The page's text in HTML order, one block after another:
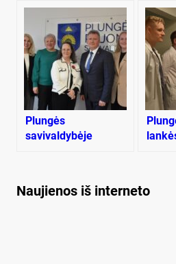
atstovai
Plungės
savivaldybėje
Naujienos iš interneto